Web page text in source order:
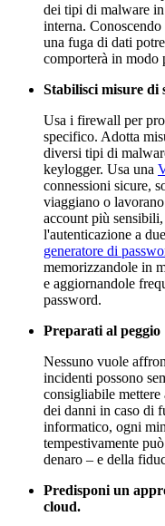
dei tipi di malware
interna.
una fuga di dati
comporterà in modo
Stabilisci misure di
Usa i firewall per
specifico. Adotta
diversi tipi di
keylogger. Usa una
connessioni sicure,
viaggiano o
account più
l'autenticazione a
generatore di
memorizzandole in
e aggiornandole
password.
Preparati al peggio
Nessuno vuole
incidenti possono
consigliabile
dei danni in caso di
informatico, ogni
tempestivamente
denaro – e della
Predisponi un
cloud.